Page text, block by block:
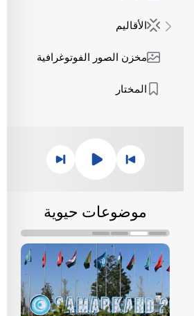
الأقاليم
مخزن الصور الفوتوغرافية
المختار
موضوعات حيوية